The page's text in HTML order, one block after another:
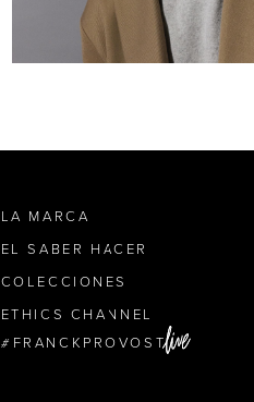
LA MARCA
EL SABER HACER
COLECCIONES
ETHICS CHANNEL
FRANCKPROVOST